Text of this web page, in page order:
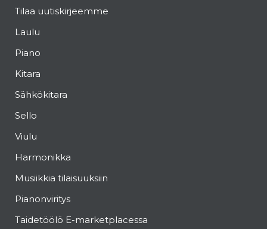
Tilaa uutiskirjeemme
Laulu
Piano
Kitara
Sähkökitara
Sello
Viulu
Harmonikka
Musiikkia tilaisuuksiin
Pianonviritys
Taidetöölö E-marketplacessa